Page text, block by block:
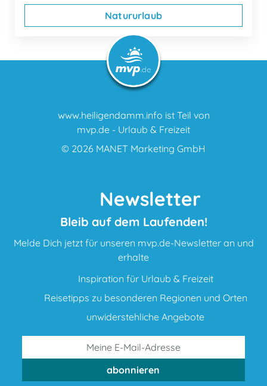
Natururlaub
www.heiligendamm.info ist Teil von
mvp.de - Urlaub & Freizeit
© 2026 MANET Marketing GmbH
Newsletter
Bleib auf dem Laufenden!
Melde Dich jetzt für unseren mvp.de-Newsletter an und
erhalte
Inspiration für Urlaub & Freizeit
Reisetipps zu besonderen Regionen und Orten
unwiderstehliche Angebote
abonnieren